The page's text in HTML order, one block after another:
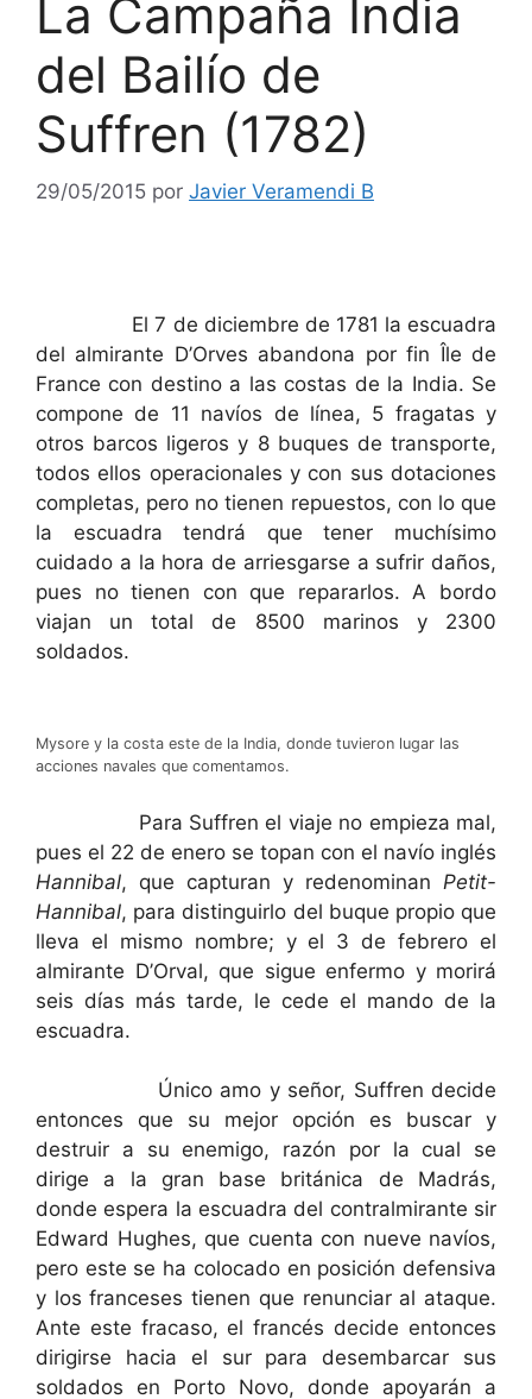
La Campaña India
del Bailío de
Suffren (1782)
29/05/2015 por Javier Veramendi B
El 7 de diciembre de 1781 la escuadra
del almirante D’Orves abandona por fin Île de
France con destino a las costas de la India. Se
compone de 11 navíos de línea, 5 fragatas y
otros barcos ligeros y 8 buques de transporte,
todos ellos operacionales y con sus dotaciones
completas, pero no tienen repuestos, con lo que
la escuadra tendrá que tener muchísimo
cuidado a la hora de arriesgarse a sufrir daños,
pues no tienen con que repararlos. A bordo
viajan un total de 8500 marinos y 2300
soldados.
Mysore y la costa este de la India, donde tuvieron lugar las
acciones navales que comentamos.
Para Suffren el viaje no empieza mal,
pues el 22 de enero se topan con el navío inglés
Hannibal, que capturan y redenominan Petit-
Hannibal, para distinguirlo del buque propio que
lleva el mismo nombre; y el 3 de febrero el
almirante D’Orval, que sigue enfermo y morirá
seis días más tarde, le cede el mando de la
escuadra.
Único amo y señor, Suffren decide
entonces que su mejor opción es buscar y
destruir a su enemigo, razón por la cual se
dirige a la gran base británica de Madrás,
donde espera la escuadra del contralmirante sir
Edward Hughes, que cuenta con nueve navíos,
pero este se ha colocado en posición defensiva
y los franceses tienen que renunciar al ataque.
Ante este fracaso, el francés decide entonces
dirigirse hacia el sur para desembarcar sus
soldados en Porto Novo, donde apoyarán a